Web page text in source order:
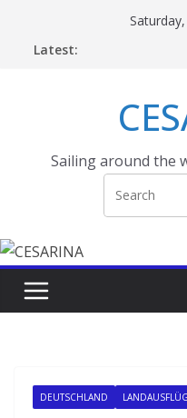
Latest:
Sailing around the
DEUTSCHLAND